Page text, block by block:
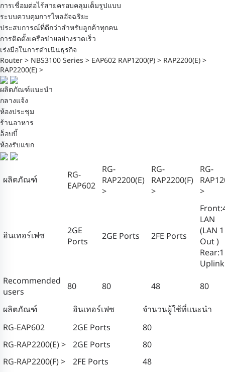
การเชื่อมต่อไร้สายครอบคลุมเต็มรูปแบบ
ระบบควบคุมการไหลอัจฉริยะ
ประสบการณ์ที่ดีกว่าสำหรับลูกค้าทุกคน
การติดตั้งเครือข่ายอย่างรวดเร็ว
เร่งมือในการดำเนินธุรกิจ
Router > NBS3100 Series > EAP602 RAP1200(P) > RAP2200(E) >
RAP2200(E) >
ผลิตภัณฑ์แนะนำ
กลางแจ้ง
ห้องประชุม
ร้านอาหาร
ล็อบบี้
ห้องรับแขก
ผลิตภัณฑ์
RG-
EAP602
RG-
RAP2200(E)
>
RG-
RAP2200(F)
>
RG-
>
อินเทอร์เฟซ
2GE
Ports
2GE Ports 2FE Ports
LAN
(LAN
Out )
Uplink
Recommended
users
80 80 48 80
ผลิตภัณฑ์ อินเทอร์เฟซ
จำนวนผู้ใช้ที่แนะนำ
RG-EAP602
2GE Ports
80
RG-RAP2200(E) >
2GE Ports
80
RG-RAP2200(F) >
2FE Ports 48